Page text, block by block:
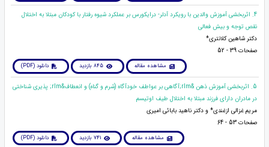
4. اثربخشی آموزش والدین با رویکرد آدلر- درایکورس بر عملکرد شیوه رفتار با کودکان مبتلا به اختلال
نقص توجه و بیش فعالی
دکتر شاهین کلانتری*
صفحات 39 - 52
مشاهده مقاله 845 بازدید دانلود (PDF)
5. اثربخشی آموزش ذهن &rlm;آگاهی بر عواطف خودآگاه (شرم و گناه) و انعطاف&rlm; پذیری شناختی
در مادران دارای فرزند مبتلا به اختلال طیف اوتیسم
مریم غزالی ازغندی* و دکتر ناهید بابائی امیری
صفحات 53 - 64
مشاهده مقاله 741 بازدید دانلود (PDF)